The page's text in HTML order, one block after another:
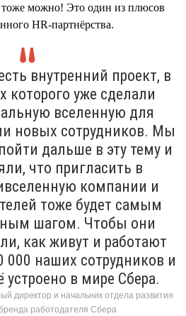
тоже можно! Это один из плюсов
HR-партнёрства.
внутренний проект, в
которого уже сделали
вселенную для
новых сотрудников. Мы
дальше в эту тему и
что пригласить в
компании и
тоже будет самым
шагом. Чтобы они
как живут и работают
000 наших сотрудников и
устроено в мире Сбера.
директор и начальник отдела развития
работодателя Сбера